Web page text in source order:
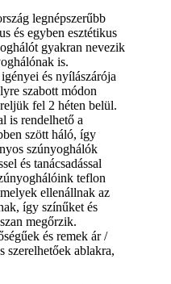
legnépszerűbb
és egyben esztétikus
gyakran nevezik
is.
és nyílászárója
szabott módon
fel 2 héten belül.
is rendelhető a
szött háló, így
szúnyoghálók
és tanácsadással
teflon
ellenállnak az
így színűket és
megőrzik.
és remek ár /
szerelhetőek ablakra,